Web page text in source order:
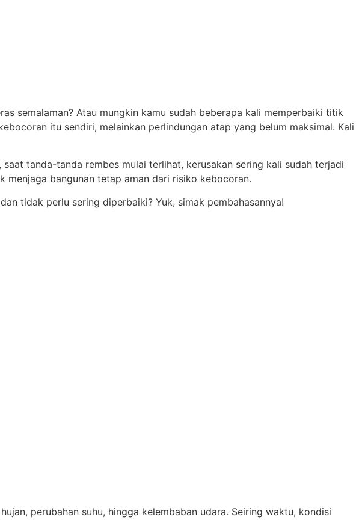
semalaman? Atau mungkin kamu sudah beberapa kali memperbaiki titik
itu sendiri, melainkan perlindungan atap yang belum maksimal. Kali
tanda-tanda rembes mulai terlihat, kerusakan sering kali sudah terjadi
menjaga bangunan tetap aman dari risiko kebocoran.
tidak perlu sering diperbaiki? Yuk, simak pembahasannya!
perubahan suhu, hingga kelembaban udara. Seiring waktu, kondisi